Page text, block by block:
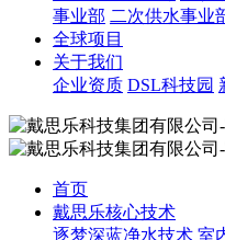
事业部 二次供水事业
全球项目
关于我们
企业资质 DSL科技园
首页
戴思乐核心技术
逐梦深蓝净水技术 室